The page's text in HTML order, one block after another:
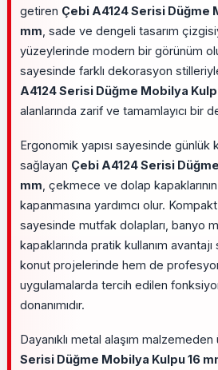
getiren Çebi A4124 Serisi Düğme
mm , sade ve dengeli tasarım
yüzeylerinde modern bir görünüm
sayesinde farklı dekorasyon
A4124 Serisi Düğme Mobilya
alanlarında zarif ve tamamlayıcı bir
Ergonomik yapısı sayesinde günlük
sağlayan Çebi A4124 Serisi
mm , çekmece ve dolap
kapanmasına yardımcı olur.
sayesinde mutfak dolapları, banyo
kapaklarında pratik kullanım
konut projelerinde hem de
uygulamalarda tercih edilen
donanımıdır.
Dayanıklı metal alaşım malzemeden
Serisi Düğme Mobilya Kulpu 16